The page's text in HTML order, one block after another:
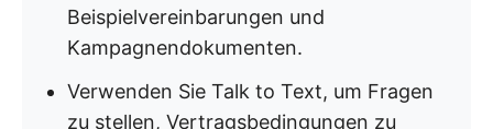
Beispielvereinbarungen und
Kampagnendokumenten.
Verwenden Sie Talk to Text, um Fragen
zu stellen, Vertragsbedingungen zu